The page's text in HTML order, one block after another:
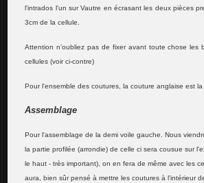
l'intrados l'un sur Vautre en écrasant les deux pièces
3cm de la cellule.
Attention n'oubliez pas de fixer avant toute chose les
cellules (voir ci-contre)
Pour l'ensemble des coutures, la couture anglaise est la
Assemblage
Pour l'assemblage de la demi voile gauche. Nous
la partie profilée (arrondie) de celle ci sera cousue sur
le haut - très important), on en fera de même avec les
aura, bien sûr pensé à mettre les coutures à l'intérieur